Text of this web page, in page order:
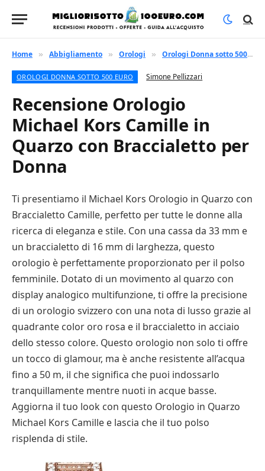
Home » Abbigliamento » Orologi » Orologi Donna sotto 500 euro
OROLOGI DONNA SOTTO 500 EURO Simone Pellizzari
Recensione Orologio
Michael Kors Camille in
Quarzo con Braccialetto per
Donna
Ti presentiamo il Michael Kors Orologio in Quarzo con
Braccialetto Camille, perfetto per tutte le donne alla
ricerca di eleganza e stile. Con una cassa da 33 mm e
un braccialetto di 16 mm di larghezza, questo
orologio è perfettamente proporzionato per il polso
femminile. Dotato di un movimento al quarzo con
display analogico multifunzione, ti offre la precisione
di un orologio svizzero con una nota di lusso grazie al
quadrante color oro rosa e il braccialetto in acciaio
dello stesso colore. Questo orologio non solo ti offre
un tocco di glamour, ma è anche resistente all’acqua
fino a 50 m, il che significa che puoi indossarlo
tranquillamente mentre nuoti in acque basse.
Aggiorna il tuo look con questo Orologio in Quarzo
Michael Kors Camille e lascia che il tuo polso
risplenda di stile.